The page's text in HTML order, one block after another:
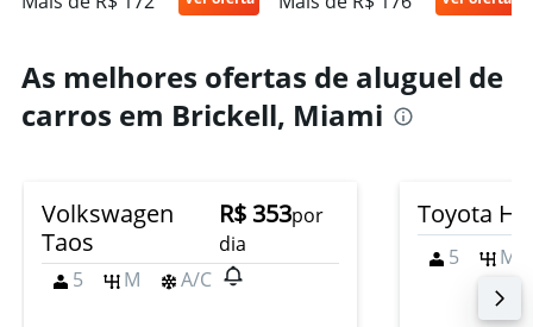
As melhores ofertas de aluguel de
carros em Brickell, Miami
Volkswagen
Taos
R$ 353por
dia
5
M A/C
Toyota
5 M